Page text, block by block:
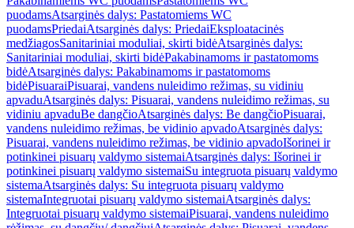
puodamsAtsarginės dalys: Pastatomiems WC
puodamsPriedaiAtsarginės dalys: PriedaiEksploatacinės
medžiagosSanitariniai moduliai, skirti bidėAtsarginės dalys:
Sanitariniai moduliai, skirti bidėPakabinamoms ir pastatomoms
bidėAtsarginės dalys: Pakabinamoms ir pastatomoms
bidėPisuaraiPisuarai, vandens nuleidimo režimas, su vidiniu
apvaduAtsarginės dalys: Pisuarai, vandens nuleidimo režimas, su
vidiniu apvaduBe dangčioAtsarginės dalys: Be dangčioPisuarai,
vandens nuleidimo režimas, be vidinio apvadoAtsarginės dalys:
Pisuarai, vandens nuleidimo režimas, be vidinio apvadoIšorinei ir
potinkinei pisuarų valdymo sistemaiAtsarginės dalys: Išorinei ir
potinkinei pisuarų valdymo sistemaiSu integruota pisuarų valdymo
sistemaAtsarginės dalys: Su integruota pisuarų valdymo
sistemaIntegruotai pisuarų valdymo sistemaiAtsarginės dalys:
Integruotai pisuarų valdymo sistemaiPisuarai, vandens nuleidimo